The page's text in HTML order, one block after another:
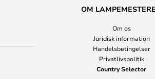
OM
Om os
Juridisk information
Handelsbetingelser
Privatlivspolitik
Country Selector